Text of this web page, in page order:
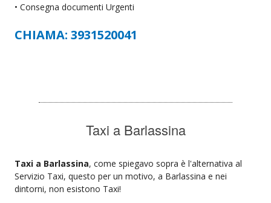
• Consegna documenti Urgenti
CHIAMA: 3931520041
Taxi a Barlassina
Taxi a Barlassina, come spiegavo sopra è l'alternativa al
Servizio Taxi, questo per un motivo, a Barlassina e nei
dintorni, non esistono Taxi!